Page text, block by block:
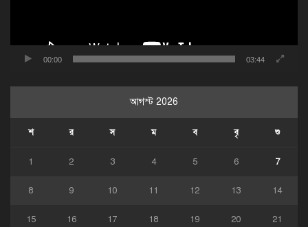
00:00 03:44
আগস্ট 2026
শ র স ম ব বৃ শু
1 2 3 4 5 6 7
8 9 10 11 12 13 14
15 16 17 18 19 20 21